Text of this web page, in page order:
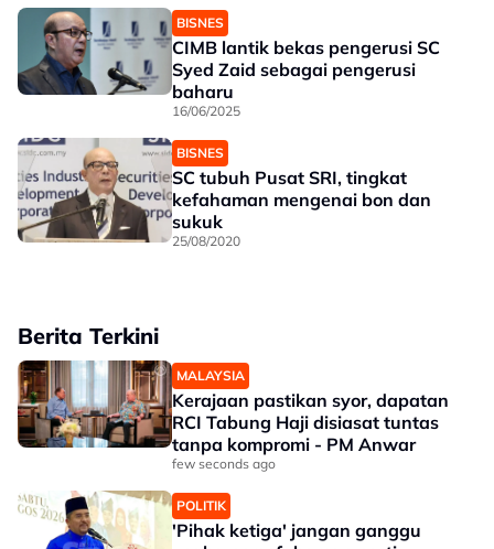
BISNES
CIMB lantik bekas pengerusi SC
Syed Zaid sebagai pengerusi
baharu
16/06/2025
BISNES
SC tubuh Pusat SRI, tingkat
kefahaman mengenai bon dan
sukuk
25/08/2020
Berita Terkini
MALAYSIA
Kerajaan pastikan syor, dapatan
RCI Tabung Haji disiasat tuntas
tanpa kompromi - PM Anwar
few seconds ago
POLITIK
'Pihak ketiga' jangan ganggu